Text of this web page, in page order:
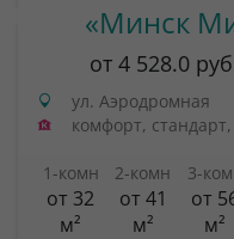
«Минск
от 4 528.0
ул. Аэродромная
комфорт,
1-комн
от 32
м²
2-комн
от 41
м²
3-
от
м²